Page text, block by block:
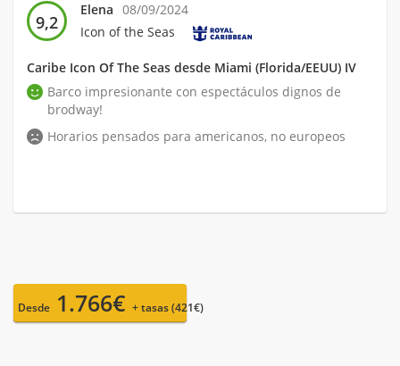
9,2
Elena 08/09/2024
Icon of the Seas
Caribe Icon Of The Seas desde Miami (Florida/EEUU) IV
Barco impresionante con espectáculos dignos de
brodway!
Horarios pensados para americanos, no europeos
Desde 1.766€ + tasas (421€)